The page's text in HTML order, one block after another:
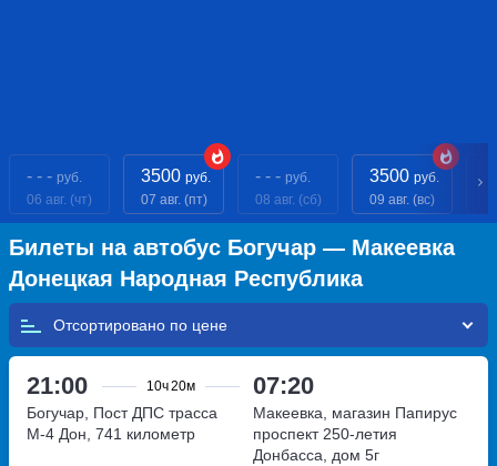
- - - руб.
06 авг. (чт)
3500 руб.
07 авг. (пт)
- - - руб.
08 авг. (сб)
3500 руб.
09 авг. (вс)
Билеты на автобус Богучар — Макеевка
Донецкая Народная Республика
Отсортировано по
21:00 10ч20м 07:20
Богучар, Пост ДПС трасса
М-4 Дон, 741 километр
Макеевка, магазин Папирус
проспект 250-летия
Донбасса, дом 5г